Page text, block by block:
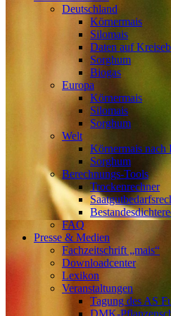
Deutschland
Körnermais
Silomais
Daten auf
Sorghum
Biogas
Europa
Körnermais
Silomais
Sorghum
Welt
Körnermais nach
Sorghum
Berechnungs-Tools
Trockenrechner
FAQ
Presse & Medien
Fachzeitschrift „mais“
Downloadcenter
Lexikon
Veranstaltungen
Tagung des AS
DMK-